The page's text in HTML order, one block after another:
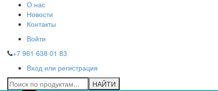
О нас
Новости
Контакты
Войти
+7 961 638 01 83
Вход или регистрация